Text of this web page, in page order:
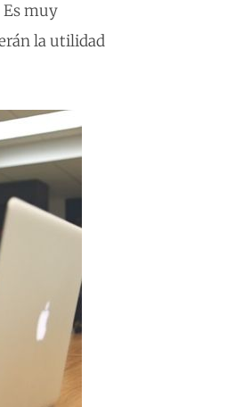
Es muy
la utilidad